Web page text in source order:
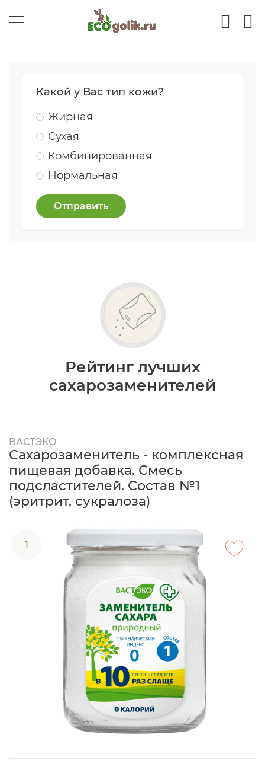
Какой у Вас тип кожи?
Жирная
Сухая
Комбинированная
Нормальная
Отправить
Рейтинг лучших
сахарозаменителей
ВАСТЭКО
Сахарозаменитель - комплексная
пищевая добавка. Смесь
подсластителей. Состав №1
(эритрит, сукралоза)
1